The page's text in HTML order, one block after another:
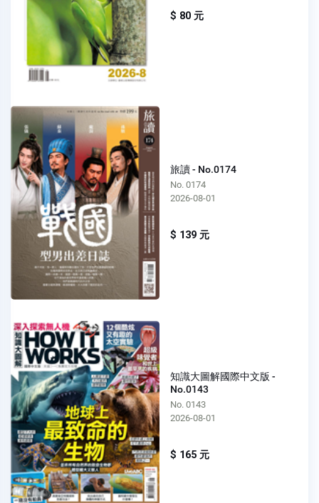
$ 80 元
旅讀 - No.0174
No. 0174
2026-08-01
$ 139 元
知識大圖解國際中文版 -
No.0143
No. 0143
2026-08-01
$ 165 元